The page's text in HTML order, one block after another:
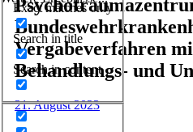
Exact matches only
Search in title
Search in content
Vergabeverfahren
Behandlungs- und
21. August 2023